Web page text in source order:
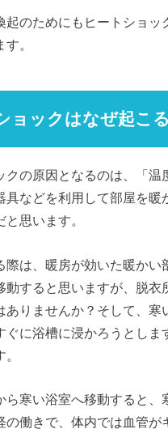
起のためにもヒートショッ
。
ョックはなぜ起こ
クの原因となるのは、「温
具などを利用して部屋を暖
思います。
際は、暖房が効いた暖かい
動すると思いますが、脱衣
ありませんか？そして、寒
ぐに浴槽に浸かろうとしま
ら寒い浴室へ移動すると、
の働きで、体内では血管が